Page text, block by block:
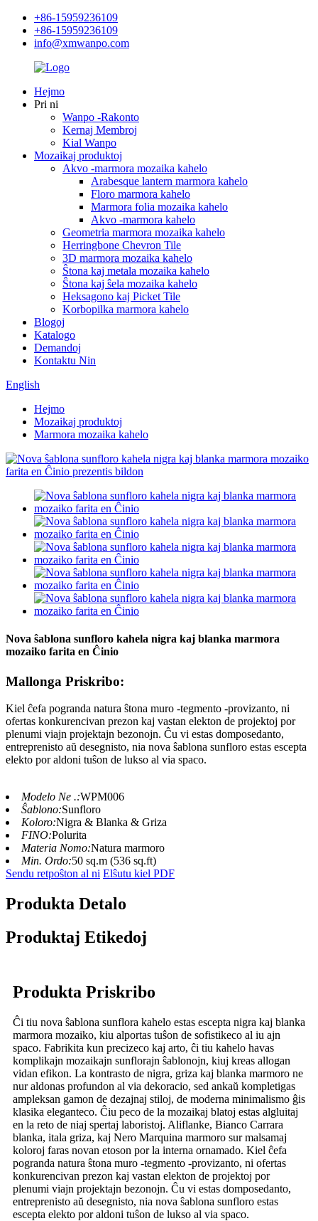
+86-15959236109
+86-15959236109
info@xmwanpo.com
Hejmo
Pri ni
Wanpo -Rakonto
Kernaj Membroj
Kial Wanpo
Mozaikaj produktoj
Akvo -marmora mozaika kahelo
Arabesque lantern marmora kahelo
Floro marmora kahelo
Marmora folia mozaika kahelo
Akvo -marmora kahelo
Geometria marmora mozaika kahelo
Herringbone Chevron Tile
3D marmora mozaika kahelo
Ŝtona kaj metala mozaika kahelo
Ŝtona kaj ŝela mozaika kahelo
Heksagono kaj Picket Tile
Korbopilka marmora kahelo
Blogoj
Katalogo
Demandoj
Kontaktu Nin
English
Hejmo
Mozaikaj produktoj
Marmora mozaika kahelo
Nova ŝablona sunfloro kahela nigra kaj blanka marmora
mozaiko farita en Ĉinio
Mallonga Priskribo:
Kiel ĉefa pogranda natura ŝtona muro -tegmento -provizanto, ni
ofertas konkurencivan prezon kaj vastan elekton de projektoj por
plenumi viajn projektajn bezonojn. Ĉu vi estas domposedanto,
entreprenisto aŭ desegnisto, nia nova ŝablona sunfloro estas escepta
elekto por aldoni tuŝon de lukso al via spaco.
Modelo Ne .:WPM006
Ŝablono:Sunfloro
Koloro:Nigra & Blanka & Griza
FINO:Polurita
Materia Nomo:Natura marmoro
Min. Ordo:50 sq.m (536 sq.ft)
Sendu retpoŝton al ni Elŝutu kiel PDF
Produkta Detalo
Produktaj Etikedoj
Produkta Priskribo
Ĉi tiu nova ŝablona sunflora kahelo estas escepta nigra kaj blanka
marmora mozaiko, kiu alportas tuŝon de sofistikeco al iu ajn
spaco. Fabrikita kun precizeco kaj arto, ĉi tiu kahelo havas
komplikajn mozaikajn sunflorajn ŝablonojn, kiuj kreas allogan
vidan efikon. La kontrasto de nigra, griza kaj blanka marmoro ne
nur aldonas profundon al via dekoracio, sed ankaŭ kompletigas
ampleksan gamon de dezajnaj stiloj, de moderna minimalismo ĝis
klasika eleganteco. Ĉiu peco de la mozaikaj blatoj estas algluitaj
en la reto de niaj spertaj laboristoj. Aliflanke, Bianco Carrara
blanka, itala griza, kaj Nero Marquina marmoro sur malsamaj
koloroj faras novan etoson por la interna ornamado. Kiel ĉefa
pogranda natura ŝtona muro -tegmento -provizanto, ni ofertas
konkurencivan prezon kaj vastan elekton de projektoj por
plenumi viajn projektajn bezonojn. Ĉu vi estas domposedanto,
entreprenisto aŭ desegnisto, nia nova ŝablona sunfloro estas
escepta elekto por aldoni tuŝon de lukso al via spaco.